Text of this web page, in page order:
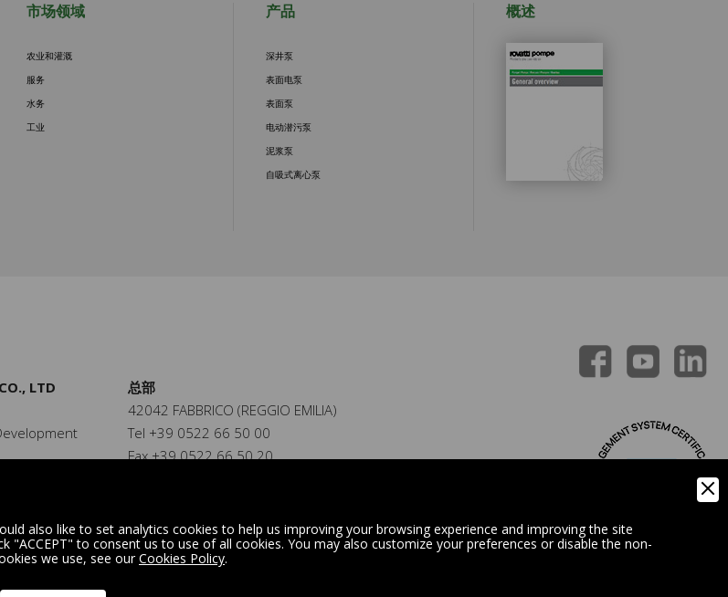
市场领域
农业和灌溉
服务
水务
工业
产品
深井泵
表面电泵
表面泵
电动潜污泵
泥浆泵
自吸式离心泵
概述
LTD
总部
42042 FABBRICO (REGGIO EMILIA)
Tel +39 0522 66 50 00
Fax +39 0522 66 50 20
also like to set analytics cookies to help us improving your browsing experience and improving the site
to consent us to use of all cookies. You may also customize your preferences or disable the non-
we use, see ourCookies Policy.